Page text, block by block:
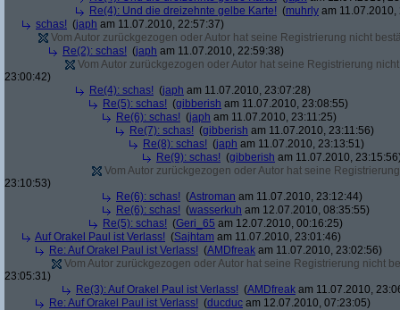
Re(4): Und die dreizehnte gelbe Karte! (muhrly am 11.07.2010,
schas! (japh am 11.07.2010, 22:57:37)
Vom Autor zurückgezogen oder Autor hat seine Registrierung nicht
Re(2): schas! (japh am 11.07.2010, 22:59:38)
Vom Autor zurückgezogen oder Autor hat seine Registrierung
23:00:42)
Re(4): schas! (japh am 11.07.2010, 23:07:28)
Re(5): schas! (gibberish am 11.07.2010, 23:08:55)
Re(6): schas! (japh am 11.07.2010, 23:11:25)
Re(7): schas! (gibberish am 11.07.2010, 23:11:56)
Re(8): schas! (japh am 11.07.2010, 23:13:51)
Re(9): schas! (gibberish am 11.07.2010,
Vom Autor zurückgezogen oder Autor hat seine
23:10:53)
Re(6): schas! (Astroman am 11.07.2010, 23:12:44)
Re(6): schas! (wasserkuh am 12.07.2010, 08:35:55)
Re(5): schas! (Geri_65 am 12.07.2010, 00:16:25)
Auf Orakel Paul ist Verlass! (Sajhtam am 11.07.2010, 23:01:46)
Re: Auf Orakel Paul ist Verlass! (AMDfreak am 11.07.2010, 23:02:56)
Vom Autor zurückgezogen oder Autor hat seine Registrierung nicht
23:05:31)
Re(3): Auf Orakel Paul ist Verlass! (AMDfreak am 11.07.2010,
Re: Auf Orakel Paul ist Verlass! (ducduc am 12.07.2010, 07:23:05)